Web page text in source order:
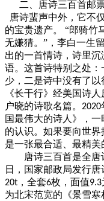
二、唐诗三百首邮
唐诗蜚声中外，它不
的宝贵遗产。
“郎骑竹
无嫌猜。”，李白一生
出的一首情诗，诗里
语。这首诗特别之处
少，二是诗中没有了以
《长干行》经美国诗
户晓的诗歌名篇。 2020
国最伟大的诗人》，
的认识。如果要向世
是一张最合适、最精美
唐诗三百首是全唐
日，国家邮政局发行
20t ，全套6枚，面值9.3
为北宋范宽的《景雪